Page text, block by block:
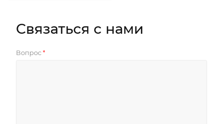
Связаться с нами
Вопрос *